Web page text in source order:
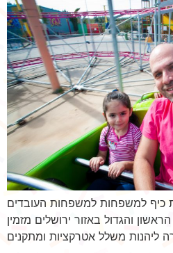
והגדול באזור ירושלים מזמין